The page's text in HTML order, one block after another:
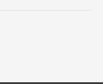
kartě